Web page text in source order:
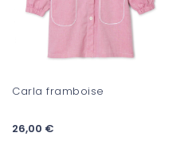
Carla framboise
26,00 €